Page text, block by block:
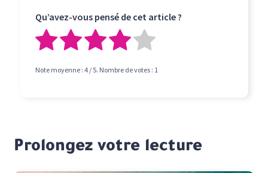
Qu’avez-vous pensé de cet article ?
Note moyenne :4 / 5. Nombre de votes : 1
Prolongez votre lecture